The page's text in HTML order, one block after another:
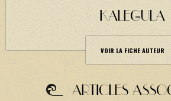
KALEGULA
VOIR LA FICHE AUTEUR
ARTICLES